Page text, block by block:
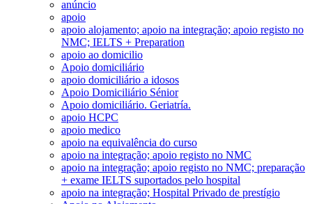
anúncio
apoio
apoio alojamento; apoio na integração; apoio registo no
NMC; IELTS + Preparation
apoio ao domicilio
Apoio domiciliário
apoio domiciliário a idosos
Apoio Domiciliário Sénior
Apoio domiciliário. Geriatría.
apoio HCPC
apoio medico
apoio na equivalência do curso
apoio na integração; apoio registo no NMC
apoio na integração; apoio registo no NMC; preparação
+ exame IELTS suportados pelo hospital
apoio na integração; Hospital Privado de prestígio